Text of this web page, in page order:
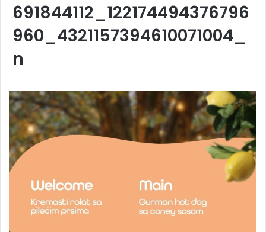
691844112_122174494376796
960_4321157394610071004_
n